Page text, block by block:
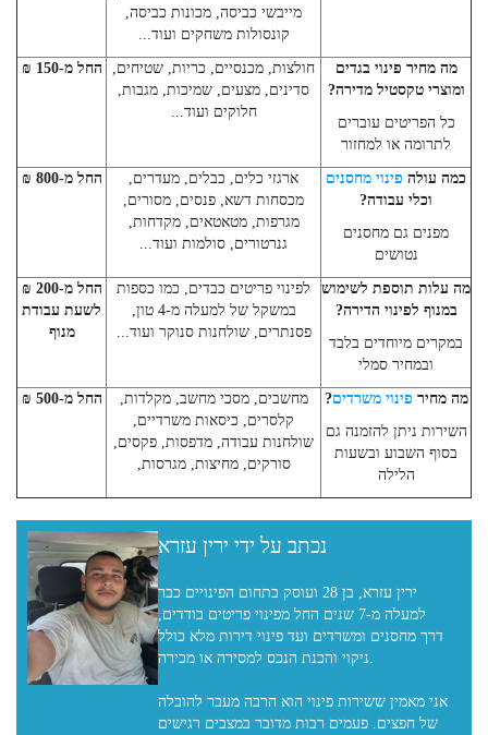
מייבשי כביסה, מכונות כביסה,
קונסולות משחקים ועוד...
מה מחיר פינוי בגדים
ומוצרי טקסטיל מדירה?
כל הפריטים עוברים
לתרומה או למחזור
חולצות, מכנסיים, כריות, שטיחים,
סדינים, מצעים, שמיכות, מגבות,
חלוקים ועוד...
החל מ-150 ₪
כמה עולה פינוי מחסנים
וכלי עבודה?
מפנים גם מחסנים
נטושים
ארגזי כלים, כבלים, מעדרים,
מכסחות דשא, פנסים, מסורים,
מגרפות, מטאטאים, מקדחות,
גנרטורים, סולמות ועוד...
החל מ-800 ₪
מה עלות תוספת לשימוש
במנוף לפינוי הדירה?
במקרים מיוחדים בלבד
ובמחיר סמלי
לפינוי פריטים כבדים, כמו כספות
במשקל של למעלה מ-4 טון,
פסנתרים, שולחנות סנוקר ועוד...
החל מ-200 ₪
לשעת עבודת
מנוף
מה מחיר פינוי משרדים?
השירות ניתן להזמנה גם
בסוף השבוע ובשעות
הלילה
מחשבים, מסכי מחשב, מקלדות,
קלסרים, כיסאות משרדיים,
שולחנות עבודה, מדפסות, פקסים,
סורקים, מחיצות, מגרסות,
החל מ-500 ₪
נכתב על ידי ירין עזרא
ירין עזרא, בן 28 ועוסק בתחום הפינויים כבר
למעלה מ-7 שנים החל מפינוי פריטים בודדים,
דרך מחסנים ומשרדים ועד פינוי דירות מלא כולל
ניקוי והכנת הנכס למסירה או מכירה.
אני מאמין ששירות פינוי הוא הרבה מעבר להובלה
של חפצים. פעמים רבות מדובר במצבים רגישים